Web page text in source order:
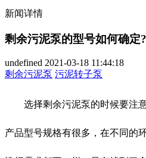
新闻详情
剩余污泥泵的型号如何确定
undefined 2021-03-18 11:44:18
剩余污泥泵 污泥转子泵
选择剩余污泥泵的时候要注意
产品型号规格有很多，在不同的